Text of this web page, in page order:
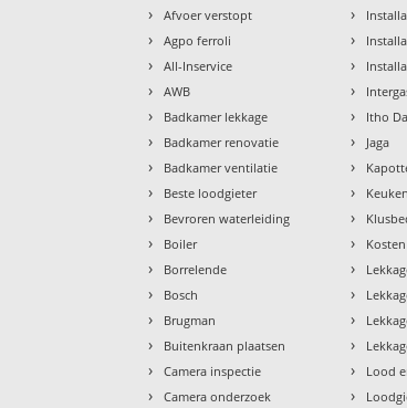
› Afvoer verstopt
› Agpo ferroli
› All-Inservice
› AWB
› Badkamer lekkage
› Badkamer renovatie
› Badkamer ventilatie
› Beste loodgieter
› Bevroren waterleiding
› Boiler
› Borrelende
› Bosch
› Brugman
› Buitenkraan plaatsen
› Camera inspectie
› Camera onderzoek
›
›
›
›
› Itho
› Jaga
›
›
›
›
›
›
›
›
› Lood
›